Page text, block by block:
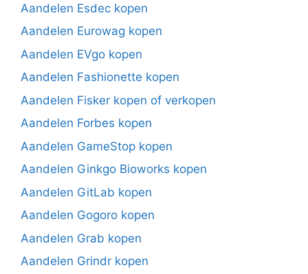
Aandelen Esdec kopen
Aandelen Eurowag kopen
Aandelen EVgo kopen
Aandelen Fashionette kopen
Aandelen Fisker kopen of verkopen
Aandelen Forbes kopen
Aandelen GameStop kopen
Aandelen Ginkgo Bioworks kopen
Aandelen GitLab kopen
Aandelen Gogoro kopen
Aandelen Grab kopen
Aandelen Grindr kopen